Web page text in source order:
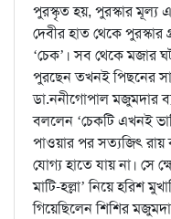
পুরস্কৃত হয়, পুরস্কার মূল্য
দেবীর হাত থেকে
‘চেক’। সব থেকে মজার
পুরছেন তখনই পিছনের
ডা.ননীগোপাল মজুমদার
বললেন ‘চেকটি এখনই
পাওয়ার পর সত্যজিৎ
যোগ্য হাতে যায় না। সে
মাটি-হল্লা’ নিয়ে হরিশ
গিয়েছিলেন শিশির